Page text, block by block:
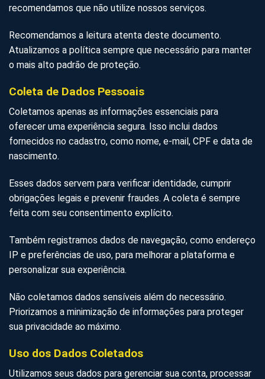
recomendamos que não utilize nossos serviços.
Recomendamos a leitura atenta deste documento.
Atualizamos a política sempre que necessário para manter
o mais alto padrão de proteção.
Coleta de Dados Pessoais
Coletamos apenas as informações essenciais para
oferecer uma experiência segura. Isso inclui dados
fornecidos no cadastro, como nome, e-mail, CPF e data de
nascimento.
Esses dados servem para verificar identidade, cumprir
obrigações legais e prevenir fraudes. A coleta é sempre
feita com seu consentimento explícito.
Também registramos dados de navegação, como endereço
IP e preferências de uso, para melhorar a plataforma e
personalizar sua experiência.
Não coletamos dados sensíveis além do necessário.
Priorizamos a minimização de informações para proteger
sua privacidade ao máximo.
Uso dos Dados Coletados
Utilizamos seus dados para gerenciar sua conta, processar